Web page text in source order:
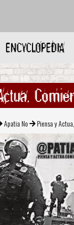
ENCYCLOPEDIA
Apatia No Piensa y